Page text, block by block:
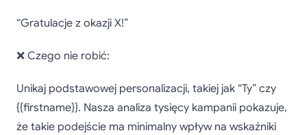
“Gratulacje z okazji X!”
❌ Czego nie robić:
Unikaj podstawowej personalizacji, takiej jak “Ty” czy
{{firstname}}. Nasza analiza tysięcy kampanii pokazuje,
że takie podejście ma minimalny wpływ na wskaźniki